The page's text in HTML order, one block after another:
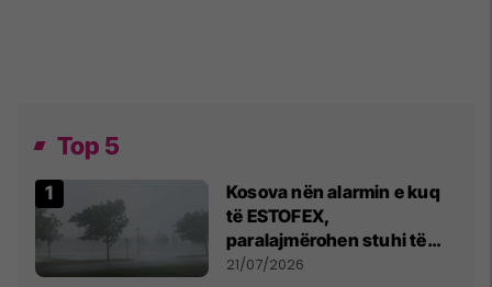
Top 5
Kosova nën alarmin e kuq
të ESTOFEX,
paralajmërohen stuhi të
fuqishme me breshër dhe
21/07/2026